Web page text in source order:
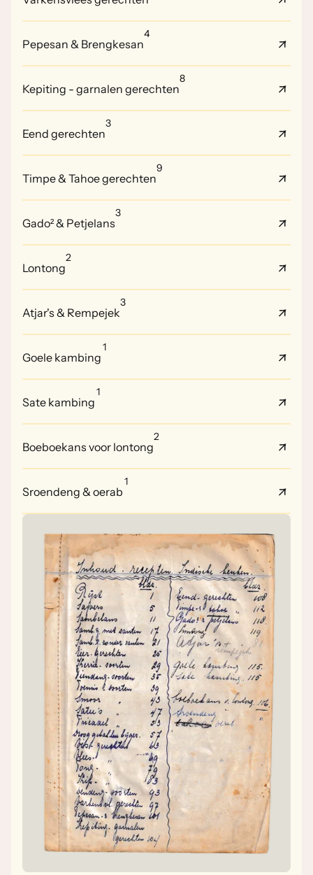
Pepesan & Brengkesan
4
Kepiting - garnalen gerechten
8
Eend gerechten
3
Timpe & Tahoe gerechten
9
Gado² & Petjelans
3
Lontong
2
Atjar's & Rempejek
3
Goele kambing
1
Sate kambing
1
Boeboekans voor lontong
2
Sroendeng & oerab
1